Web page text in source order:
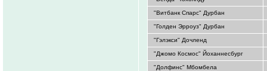
"Витбанк Спарс" Дурбан
"Голден Эрроуз" Дурбан
"Гэлэкси" Дочленд
"Джомо Космос" Йоханнесбург
"Долфинс" Мбомбела